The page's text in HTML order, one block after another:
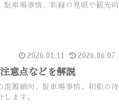
駐車場事情、新緑の見頃や観光時
2026.01.11 2026.06.07
意点などを解説
混雑傾向、駐車場事情、和船の待
ます。